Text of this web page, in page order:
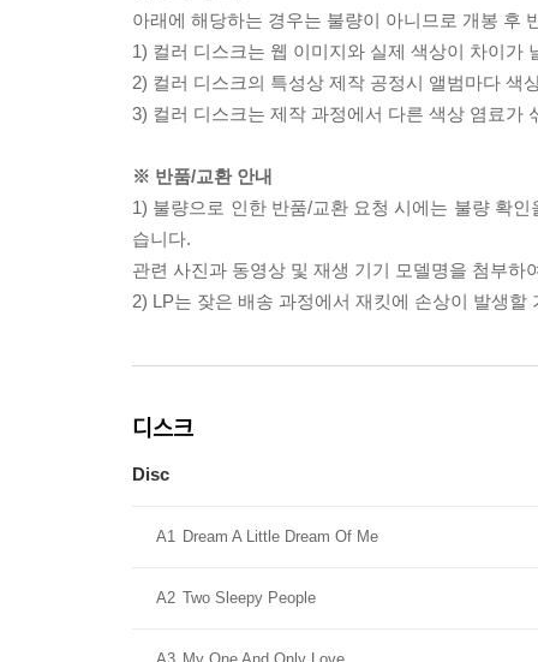
아래에 해당하는 경우는 불량이 아니므로 개봉 후
1) 컬러 디스크는 웹 이미지와 실제 색상이 차이가
2) 컬러 디스크의 특성상 제작 공정시 앨범마다 색
3) 컬러 디스크는 제작 과정에서 다른 색상 염료가
※ 반품/교환 안내
1) 불량으로 인한 반품/교환 요청 시에는 불량 확
습니다.
관련 사진과 동영상 및 재생 기기 모델명을 첨부하
2) LP는 잦은 배송 과정에서 재킷에 손상이 발생
디스크
Disc
A1 Dream A Little Dream Of Me
A2 Two Sleepy People